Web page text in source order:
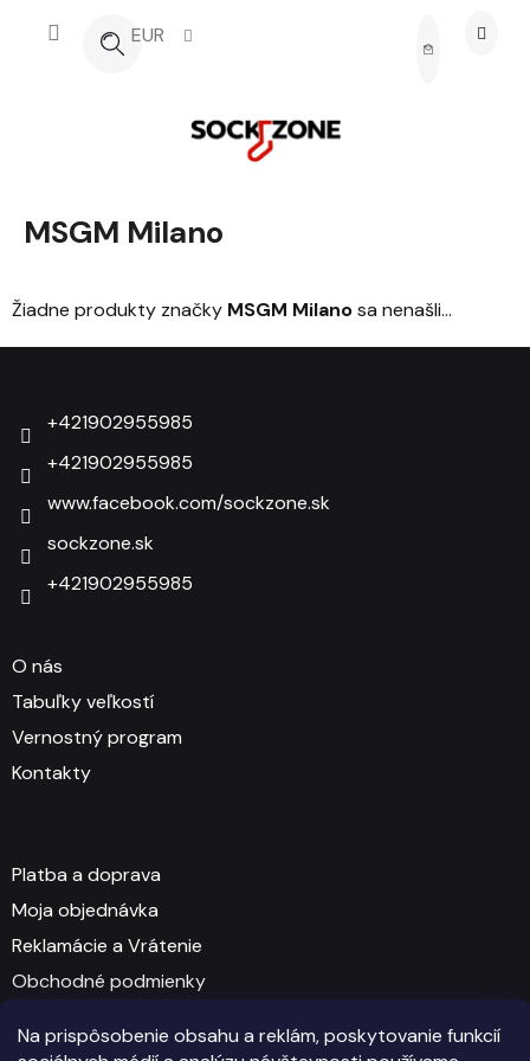
Na prispôsobenie obsahu a reklám, poskytovanie funkcií
EUR
NÁKUPNÝ
MSGM Milano
Žiadne produkty značky MSGM Milanosa nenašli...
+421902955985
+421902955985
www.facebook.com/sockzone.sk
sockzone.sk
+421902955985
O nás
Tabuľky veľkostí
Vernostný program
Kontakty
Platba a doprava
Moja objednávka
Reklamácie a Vrátenie
Obchodné podmienky